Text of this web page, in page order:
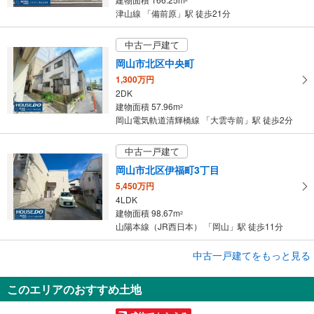
津山線 「備前原」駅 徒歩21分
中古一戸建て
岡山市北区中央町
1,300万円
2DK
建物面積 57.96m2
岡山電気軌道清輝橋線 「大雲寺前」駅 徒歩2分
中古一戸建て
岡山市北区伊福町3丁目
5,450万円
4LDK
建物面積 98.67m2
山陽本線（JR西日本） 「岡山」駅 徒歩11分
倉敷市玉島乙島
2,049万円
中古一戸建てをもっと見る
このエリアのおすすめ土地